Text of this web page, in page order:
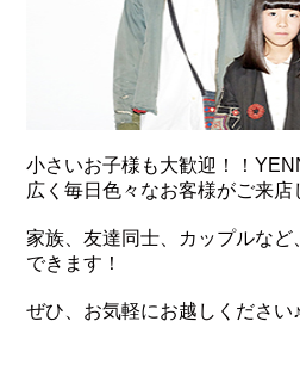
小さいお子様も大歓迎！！
広く毎日色々なお客様がご来店
家族、友達同士、カップルなど
できます！
ぜひ、お気軽にお越しください♪